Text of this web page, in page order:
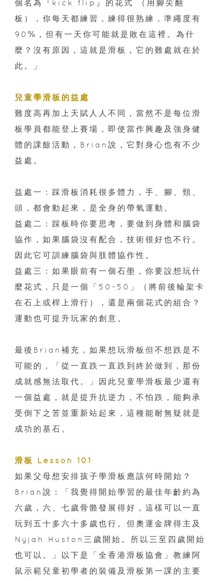
個名為『kick flip』的花式 （用腳尖翻
板），你每天都練習，練得很熟練，準繩度有
90%，但有一天你可能就是敗在這裡。為什
麼？沒有原因，這就是滑板，它的難處就在於
此。」
兒童學滑板的益處
難度高再加上天賦人人不同，當然不是每位滑
板學員都能登上賽場，即使當作興趣及強身健
體的課餘活動，Brian說，它對身心也有不少
益處。
益處一：踩滑板消耗很多體力，手、腳、頸、
頭，都會動起來，是全身的帶氧運動。
益處二：踩板時你要思考，要做到身體和腦袋
協作，如果腦袋沒有配合，技術很好也不行。
因此它可訓練腦袋與肢體協作性。
益處三：如果眼前有一個石壆，你要設想玩什
麼花式，只是一個「50-50」（將前後輪架卡
在石上或桿上滑行），還是兩個花式的組合？
運動也可提升玩家的創意。
最後Brian補充，如果想玩滑板但不想跌是不
可能的，「從一直跌一直跌到終於做到，那份
成就感無法取代。」因此兒童學滑板最少還有
一個益處，就是提升抗逆力，不怕跌，能夠承
受倒下之苦並重新站起來，這種能耐無疑就是
成功的基石。
滑板 Lesson 101
如果父母想安排孩子學滑板應該何時開始？
Brian說：「我覺得開始學習的最佳年齡約為
六歲，六、七歲骨骼發展得好，這樣可以一直
玩到五十多六十多歲也行。但奧運金牌得主及
Nyjah Huston三歲開始。所以三至四歲開始
也可以。」以下是「全香港滑板協會」教練阿
鼠示範兒童初學者的裝備及滑板第一課的主要